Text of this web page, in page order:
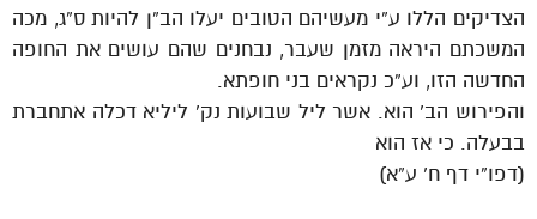
הצדיקים הללו ע”י מעשיהם הטובים יעלו הב”ן להיות ס”ג, מכה
המשכתם היראה מזמן שעבר, נבחנים שהם עושים את החופה
החדשה הזו, וע”כ נקראים בני חופתא.
והפירוש הב’ הוא. אשר ליל שבועות נק’ ליליא דכלה אתחברת
בבעלה. כי אז הוא
(דפו”י דף ח’ ע”א)